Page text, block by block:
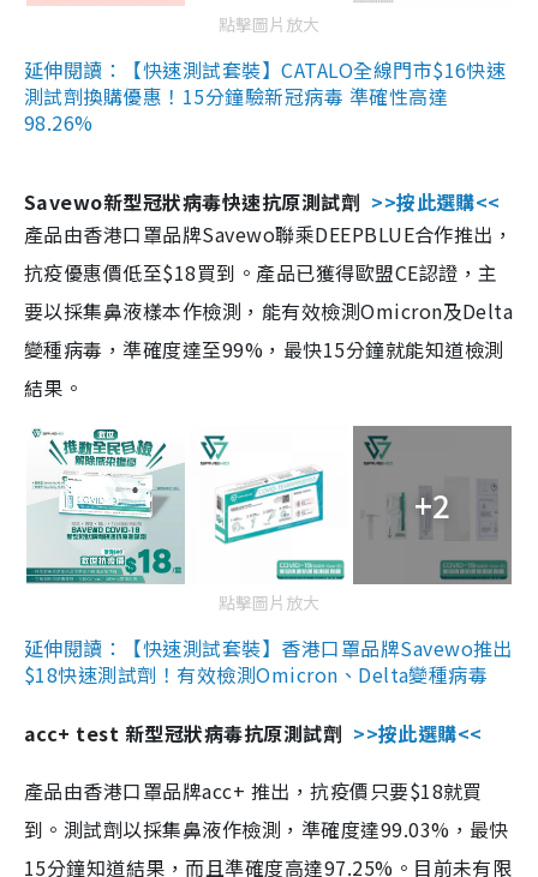
點擊圖片放大
延伸閱讀：【快速測試套裝】CATALO全線門市$16快速
測試劑換購優惠！15分鐘驗新冠病毒 準確性高達
98.26%
Savewo新型冠狀病毒快速抗原測試劑 >>按此選購<<
產品由香港口罩品牌Savewo聯乘DEEPBLUE合作推出，
抗疫優惠價低至$18買到。產品已獲得歐盟CE認證，主
要以採集鼻液樣本作檢測，能有效檢測Omicron及Delta
變種病毒，準確度達至99%，最快15分鐘就能知道檢測
結果。
+2
點擊圖片放大
延伸閱讀：【快速測試套裝】香港口罩品牌Savewo推出
$18快速測試劑！有效檢測Omicron、Delta變種病毒
acc+ test 新型冠狀病毒抗原測試劑 >>按此選購<<
產品由香港口罩品牌acc+ 推出，抗疫價只要$18就買
到。測試劑以採集鼻液作檢測，準確度達99.03%，最快
15分鐘知道結果，而且準確度高達97.25%。目前未有限